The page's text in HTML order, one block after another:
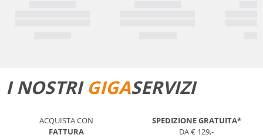
I NOSTRI GIGASERVIZI
ACQUISTA CON
FATTURA
SPEDIZIONE GRATUITA*
DA € 129,-